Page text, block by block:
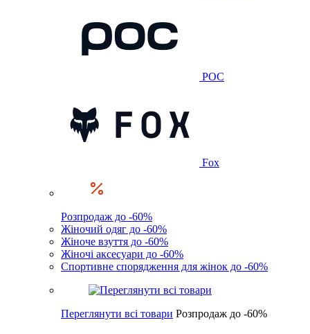
POC
Fox
Розпродаж до -60%
Жіночий одяг до -60%
Жіноче взуття до -60%
Жіночі аксесуари до -60%
Спортивне спорядження для жінок до -60%
Переглянути всі товари Розпродаж до -60%